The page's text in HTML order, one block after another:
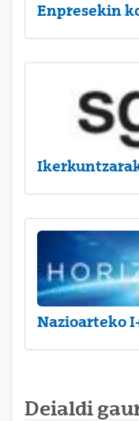
Enpresekin
Nazioarteko
Deialdi